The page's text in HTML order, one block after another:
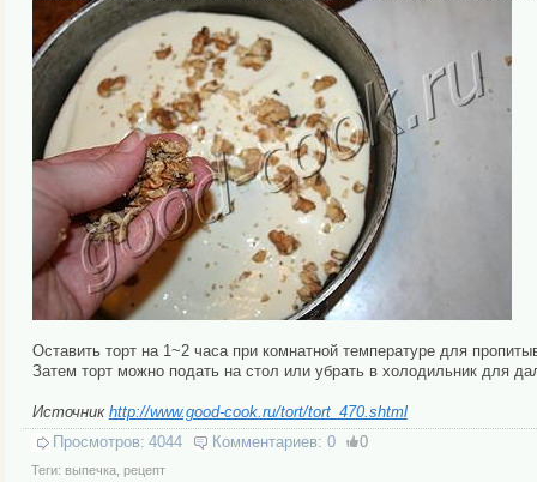
Оставить торт на 1~2 часа при комнатной температуре для
Затем торт можно подать на стол или убрать в холодильник для
Источник http://www.good-cook.ru/tort/tort_470.shtml
Просмотров: 4044 Комментариев: 0 0
Теги: выпечка, рецепт